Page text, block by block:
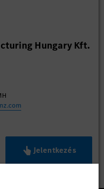
Hungary Kft.
Jelentkezés